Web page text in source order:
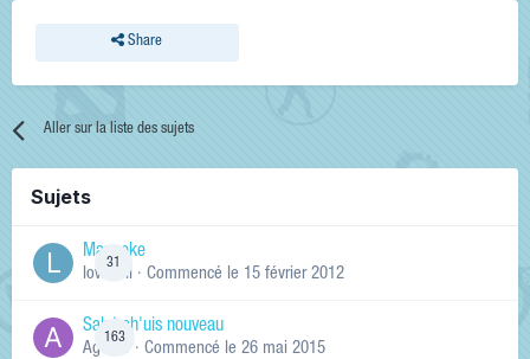
Share
Aller sur la liste des sujets
Sujets
31
Manneke
lowskill · Commencé le 15 février 2012
163
Salut ch'uis nouveau
Ag0Nie · Commencé le 26 mai 2015